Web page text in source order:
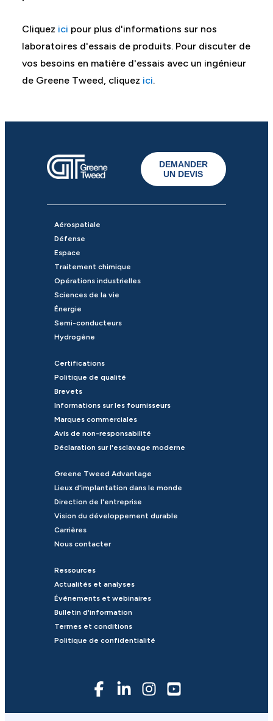
Cliquez ici pour plus d'informations sur nos
laboratoires d'essais de produits. Pour discuter de
vos besoins en matière d'essais avec un ingénieur
de Greene Tweed, cliquez ici.
DEMANDER
UN DEVIS
Aérospatiale
Défense
Espace
Traitement chimique
Opérations industrielles
Sciences de la vie
Énergie
Semi-conducteurs
Hydrogène
Certifications
Politique de qualité
Brevets
Informations sur les fournisseurs
Marques commerciales
Avis de non-responsabilité
Déclaration sur l'esclavage moderne
Greene Tweed Advantage
Lieux d'implantation dans le monde
Direction de l'entreprise
Vision du développement durable
Carrières
Nous contacter
Ressources
Actualités et analyses
Événements et webinaires
Bulletin d'information
Termes et conditions
Politique de confidentialité